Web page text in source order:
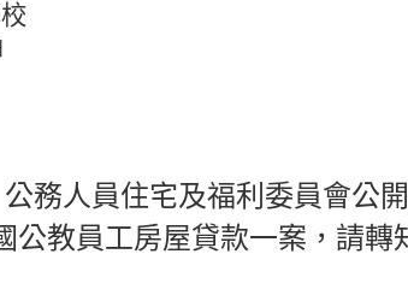
務人員住宅及福利委員會公
教員工房屋貸款一案，請轉